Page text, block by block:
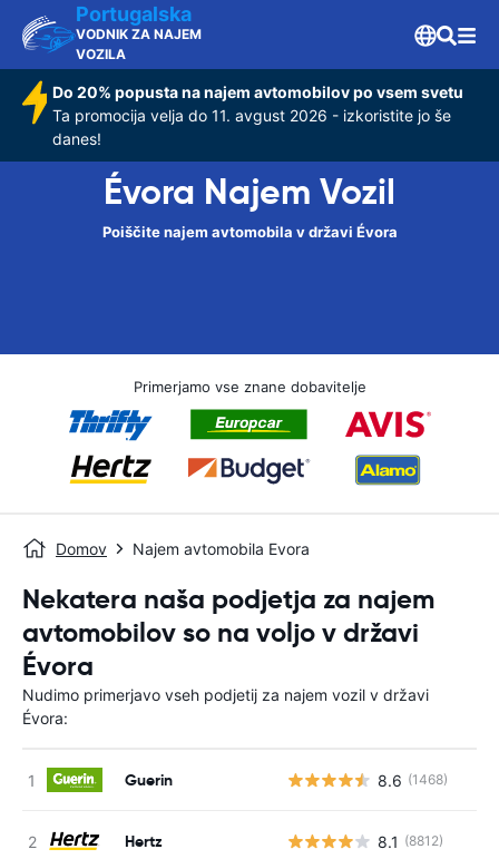
Portugalska
VODNIK ZA NAJEM
VOZILA
Do 20% popusta na najem avtomobilov po vsem svetu
Ta promocija velja do 11. avgust 2026 - izkoristite jo še
danes!
Évora Najem Vozil
Poiščite najem avtomobila v državi Évora
Primerjamo vse znane dobavitelje
Domov Najem avtomobila Evora
Nekatera naša podjetja za najem
avtomobilov so na voljo v državi
Évora
Nudimo primerjavo vseh podjetij za najem vozil v državi
Évora:
Guerin 8.6 (1468)
Hertz 8.1 (8812)